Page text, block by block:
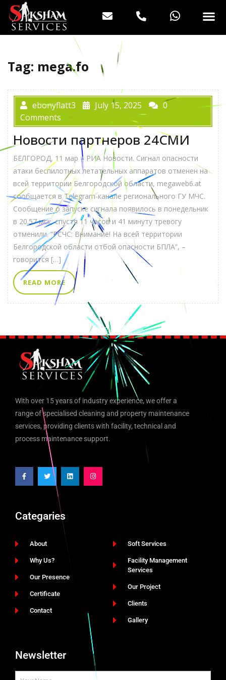
Tag: mega.fo
ebonyflatt3 July 15, 2025
0
Comments
Новости партнеров 24СМИ
БЕЛГОРОД, 11 мар – РИА Новости. Сигнал опасности
атаки беспилотных летательных аппаратов отменен на
всей территории Белгородской области, megaweb6.at
сообщается в Telegram-канале регионального ГУ МЧС.
Сообщение о запуске сигнала появилось в понедельник
в 20.57 мск, спустя 11 часов и 41 минуту тревогу
отменили. “РСЧС: Внимание! На всей территории
Белгородской области отбой опасности БПЛА”, –
говорится […]
READ MORE
With over 15 years of industry experience, we offer a
range of specialised cleaning and property maintenance
services, providing clients with facility, technical and
process maintenance support.
Categaries
About
Why Us?
Our Presence
Certificate
Contact
Soft Services
Facility Management
Services
Our Project
Clients
Gallery
Newsletter